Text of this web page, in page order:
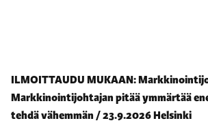
ILMOITTAUDU MUKAAN:
Markkinointijohtajan pitää ymmärtää
tehdä vähemmän / 23.9.2026 Helsinki